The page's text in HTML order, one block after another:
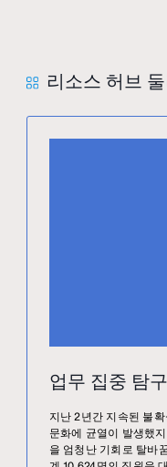
리소스 허브 둘
업무 집중 탐
지난 2년간 지속된 불
문화에 균열이 발생했
을 엄청난 기회로 탈바